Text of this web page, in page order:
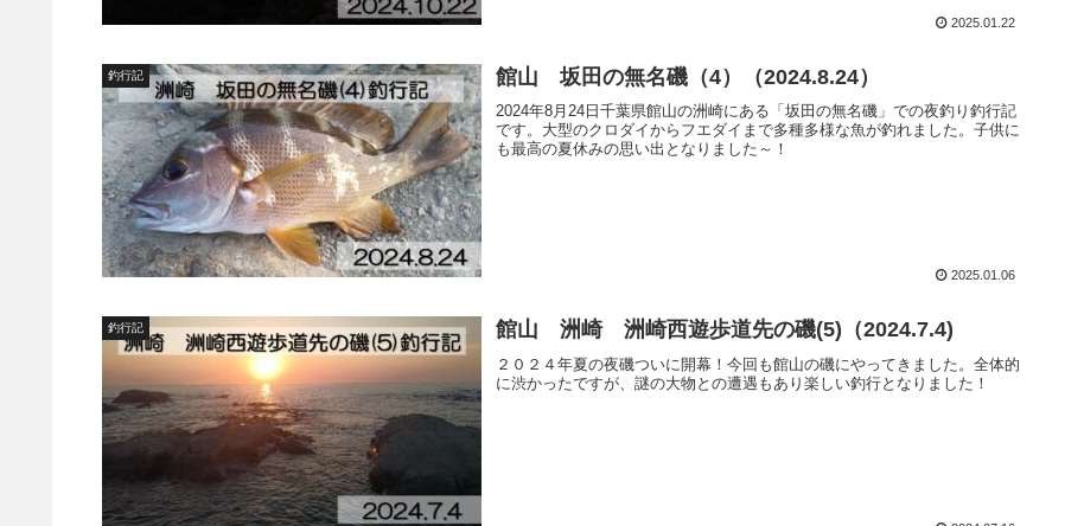
2025.01.22
釣行記 館山 坂田の無名磯（4）（2024.8.24）
2024年8月24日千葉県館山の洲崎にある「坂田の無名磯」での夜釣り釣行記
です。大型のクロダイからフエダイまで多種多様な魚が釣れました。子供に
も最高の夏休みの思い出となりました～！
2025.01.06
釣行記 館山 洲崎 洲崎西遊歩道先の磯(5)（2024.7.4)
２０２４年夏の夜磯ついに開幕！今回も館山の磯にやってきました。全体的
に渋かったですが、謎の大物との遭遇もあり楽しい釣行となりました！